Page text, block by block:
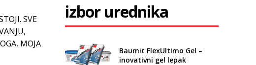
SVE
MOJA
izbor urednika
Baumit FlexUltimo Gel –
inovativni gel lepak